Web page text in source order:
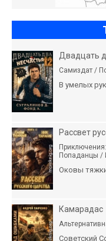
Двадцать
Самиздат /
В умелых
Рассвет
Попаданцы /
Оковы
Камарадас
Советский